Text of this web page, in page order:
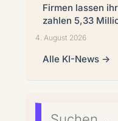
Firmen lassen
zahlen 5,33
4. August 2026
Alle KI-News →
Suchen